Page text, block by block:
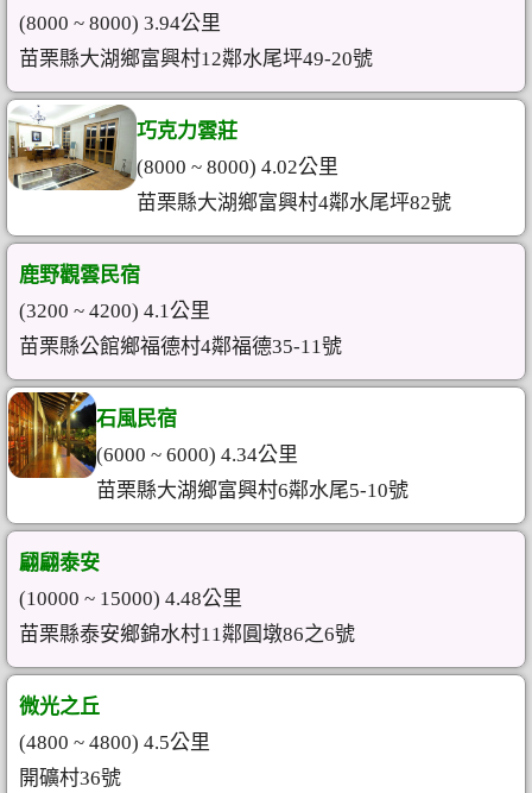
(8000 ~ 8000) 3.94公里
苗栗縣大湖鄉富興村12鄰水尾坪49-20號
巧克力雲莊
(8000 ~ 8000) 4.02公里
苗栗縣大湖鄉富興村4鄰水尾坪82號
鹿野觀雲民宿
(3200 ~ 4200) 4.1公里
苗栗縣公館鄉福德村4鄰福德35-11號
石風民宿
(6000 ~ 6000) 4.34公里
苗栗縣大湖鄉富興村6鄰水尾5-10號
翩翩泰安
(10000 ~ 15000) 4.48公里
苗栗縣泰安鄉錦水村11鄰圓墩86之6號
微光之丘
(4800 ~ 4800) 4.5公里
開礦村36號